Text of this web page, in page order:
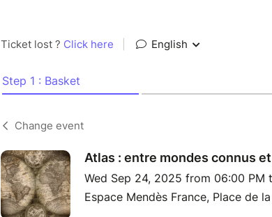
Ticket lost ? Click here English
Step 1 : Basket
Change event
Atlas : entre mondes connus
Wed Sep 24, 2025 from 06:00 PM
Espace Mendès France, Place de